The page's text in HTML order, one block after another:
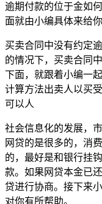
逾期付款的位于金如
面就由小编具体来给你
买卖合同中没有约定
的情况下，买卖合同
下面，就跟着小编一
计算方法出卖人以买
可以人
社会信息化的发展，
网贷的是很多的，消
的，最好是和银行挂
款。如果网贷本金已
贷进行协商。接下来
对你有所帮助。